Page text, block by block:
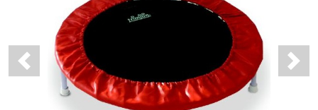
Previous Next